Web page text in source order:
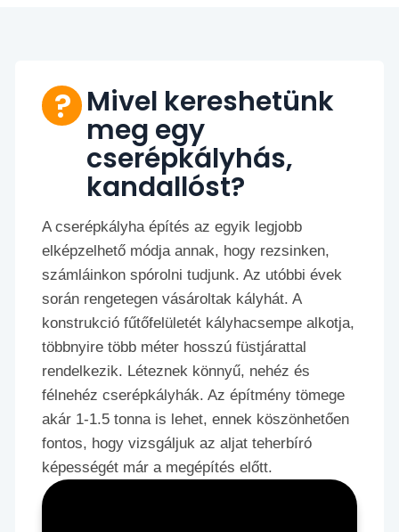
Mivel kereshetünk
meg egy
cserépkályhás,
kandallóst?
A cserépkályha építés az egyik legjobb
elképzelhető módja annak, hogy rezsinken,
számláinkon spórolni tudjunk. Az utóbbi évek
során rengetegen vásároltak kályhát. A
konstrukció fűtőfelületét kályhacsempe alkotja,
többnyire több méter hosszú füstjárattal
rendelkezik. Léteznek könnyű, nehéz és
félnehéz cserépkályhák. Az építmény tömege
akár 1-1.5 tonna is lehet, ennek köszönhetően
fontos, hogy vizsgáljuk az aljat teherbíró
képességét már a megépítés előtt.